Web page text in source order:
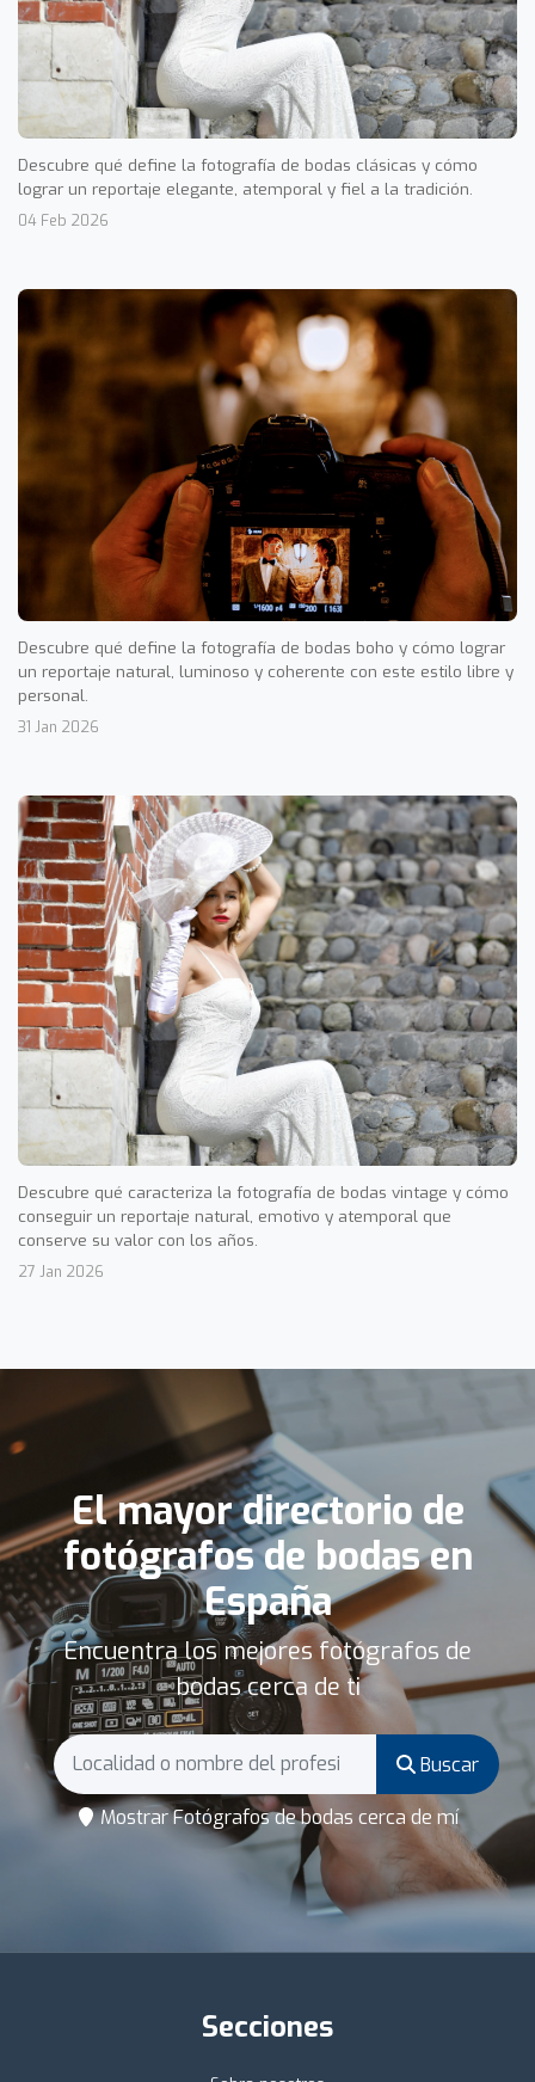
Descubre qué define la fotografía de bodas clásicas y cómo
lograr un reportaje elegante, atemporal y fiel a la tradición.
04 Feb 2026
Descubre qué define la fotografía de bodas boho y cómo lograr
un reportaje natural, luminoso y coherente con este estilo libre y
personal.
31 Jan 2026
Descubre qué caracteriza la fotografía de bodas vintage y cómo
conseguir un reportaje natural, emotivo y atemporal que
conserve su valor con los años.
27 Jan 2026
El mayor directorio de
fotógrafos de bodas en
España
Encuentra los mejores fotógrafos de
bodas cerca de ti
Buscar
Mostrar Fotógrafos de bodas cerca de mí
Secciones